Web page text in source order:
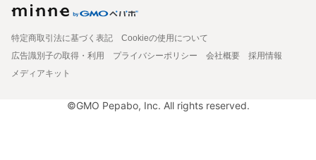
特定商取引法に基づく表記
Cookieの使用について
広告識別子の取得・利用
プライバシーポリシー 会社概要
採用情報
メディアキット
©GMO Pepabo, Inc. All rights reserved.